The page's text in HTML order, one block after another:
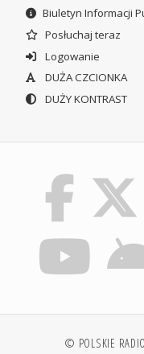
Biuletyn Informacji
Posłuchaj teraz
Logowanie
DUŻA CZCIONKA
DUŻY KONTRAST
© POLSKIE